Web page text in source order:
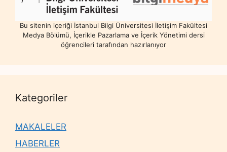
Bu sitenin içeriği İstanbul Bilgi Üniversitesi İletişim Fakültesi
Medya Bölümü, İçerikle Pazarlama ve İçerik Yönetimi dersi
öğrencileri tarafından hazırlanıyor
Kategoriler
MAKALELER
HABERLER